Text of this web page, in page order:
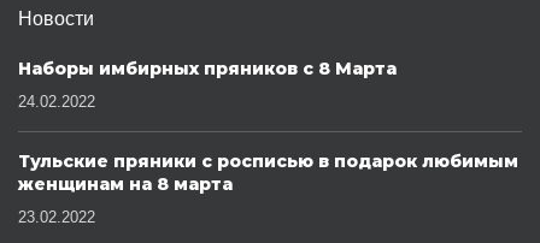
Новости
Наборы имбирных пряников с 8 Марта
24.02.2022
Тульские пряники с росписью в подарок любимым
женщинам на 8 марта
23.02.2022